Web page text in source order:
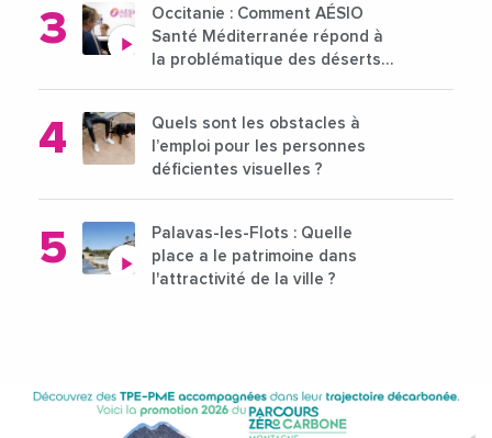
Occitanie : Comment AÉSIO
Santé Méditerranée répond à
la problématique des déserts
Quels sont les obstacles à
l’emploi pour les personnes
déficientes visuelles ?
Palavas-les-Flots : Quelle
place a le patrimoine dans
l'attractivité de la ville ?